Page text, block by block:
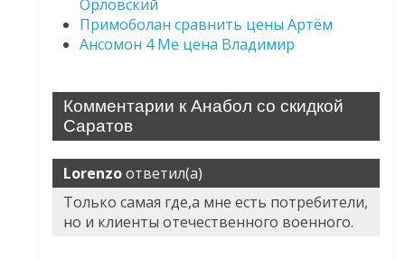
Орловский
Примоболан сравнить цены Артём
Ансомон 4 Ме цена Владимир
Комментарии к Анабол со скидкой
Саратов
Lorenzoответил(а)
Только самая где,а мне есть потребители,
но и клиенты отечественного военного.